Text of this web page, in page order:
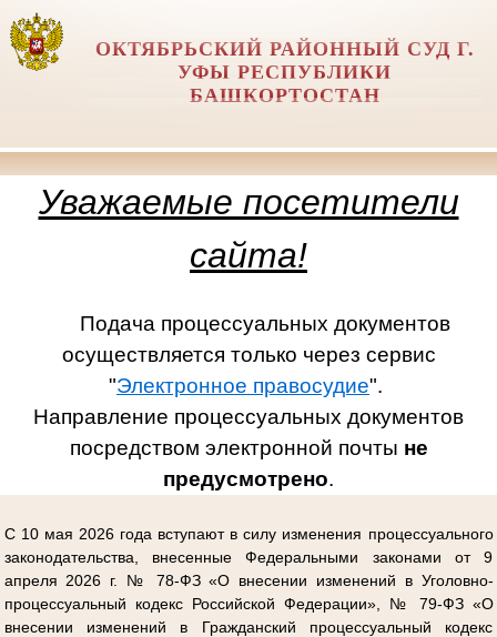
ОКТЯБРЬСКИЙ РАЙОННЫЙ СУД Г.
УФЫ РЕСПУБЛИКИ
БАШКОРТОСТАН
Уважаемые посетители
сайта!
Подача процессуальных документов
осуществляется только через сервис
"Электронное правосудие".
Направление процессуальных документов
посредством электронной почты не
предусмотрено.
С 10 мая 2026 года вступают в силу изменения процессуального
законодательства, внесенные Федеральными законами от 9
апреля 2026 г. № 78-ФЗ «О внесении изменений в Уголовно-
процессуальный кодекс Российской Федерации», № 79-ФЗ «О
внесении изменений в Гражданский процессуальный кодекс